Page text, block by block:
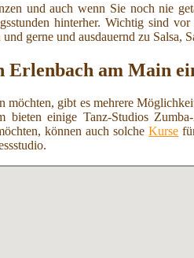
und auch wenn Sie noch nie
hinterher. Wichtig sind
gerne und ausdauernd zu Salsa,
Erlenbach am Main
möchten, gibt es mehrere
bieten einige Tanz-Studios
können auch solcheKurse